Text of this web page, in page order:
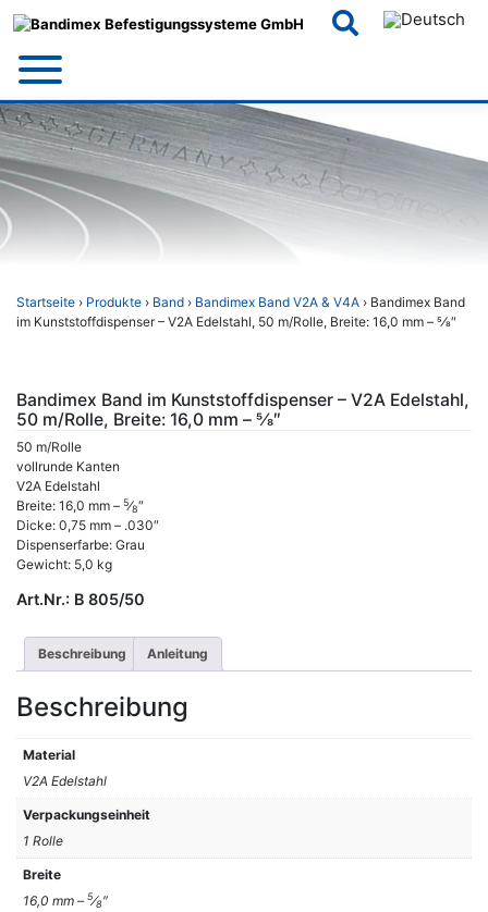
Startseite › Produkte › Band › Bandimex Band V2A & V4A › Bandimex Band
im Kunststoffdispenser – V2A Edelstahl, 50 m/Rolle, Breite: 16,0 mm – 5⁄8″
Bandimex Band im Kunststoffdispenser – V2A Edelstahl,
50 m/Rolle, Breite: 16,0 mm – 5⁄8″
50 m/Rolle
vollrunde Kanten
V2A Edelstahl
Breite: 16,0 mm – 5⁄8″
Dicke: 0,75 mm – .030″
Dispenserfarbe: Grau
Gewicht: 5,0 kg
Art.Nr.: B 805/50
Beschreibung Anleitung
Beschreibung
Material
V2A Edelstahl
Verpackungseinheit
1 Rolle
Breite
16,0 mm – 5⁄8″